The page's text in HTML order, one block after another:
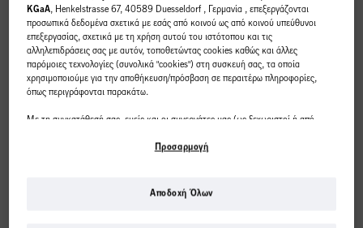
ΚΑΤΗΓΟΡΊΕΣ
ΕΠΙΣΚΌΠΗΣΗ
KGaA, Henkelstrasse 67, 40589 Duesseldorf , Γερμανία , επεξεργάζονται
προσωπικά δεδομένα σχετικά με εσάς από κοινού ως από κοινού υπεύθυνοι
επεξεργασίας, σχετικά με τη χρήση αυτού του ιστότοπου και τις
αλληλεπιδράσεις σας με αυτόν, τοποθετώντας cookies καθώς και άλλες
παρόμοιες τεχνολογίες (συνολικά "cookies") στη συσκευή σας, τα οποία
χρησιμοποιούμε για την αποθήκευση/πρόσβαση σε περαιτέρω πληροφορίες,
όπως περιγράφονται παρακάτω.
Με τη συγκατάθεσή σας, εμείς και οι συνεργάτες μας (ως ξεχωριστοί ή από
δεδομένων που παραπέμπει στο υποσέλιδο, ενότητα "Cookies, Pixel,
βελτιστοποίηση της απόδοσης αυτού του ιστότοπου, για να σας παρέχουμε
Προσαρμογή
Αποδοχή Όλων